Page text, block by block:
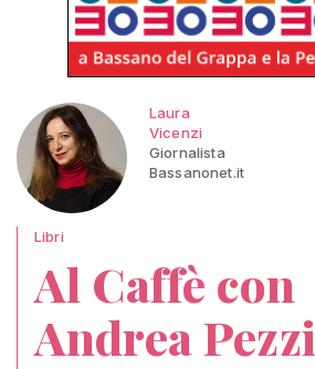
Laura
Vicenzi
Giornalista
Bassanonet.it
Libri
Al Caffè con
Andrea Pezzi